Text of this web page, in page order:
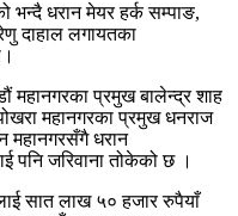
भन्दै धरान मेयर हर्क सम्पाङ,
दाहाल लगायतका
महानगरका प्रमुख बालेन्द्र शाह
महानगरका प्रमुख धनराज
महानगरसँगै धरान
पनि जरिवाना तोकेको छ ।
सात लाख ५० हजार रुपैयाँ